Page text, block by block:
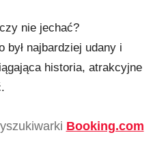
nie jechać?
najbardziej udany i
historia, atrakcyjne
Booking.com